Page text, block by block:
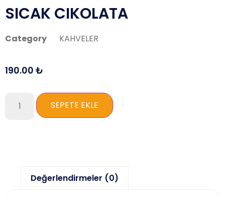
SICAK CIKOLATA
Category KAHVELER
190.00 ₺
SEPETE EKLE
Değerlendirmeler (0)